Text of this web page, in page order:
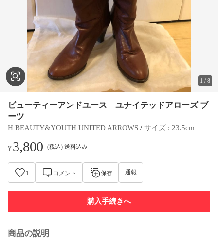
1 /8
ビューティーアンドユース ユナイテッドアローズ ブ
ーツ
H BEAUTY&YOUTH UNITED ARROWS / サイズ : 23.5cm
¥3,800 (税込) 送料込み
1 コメント 保存 通報
購入手続きへ
商品の説明